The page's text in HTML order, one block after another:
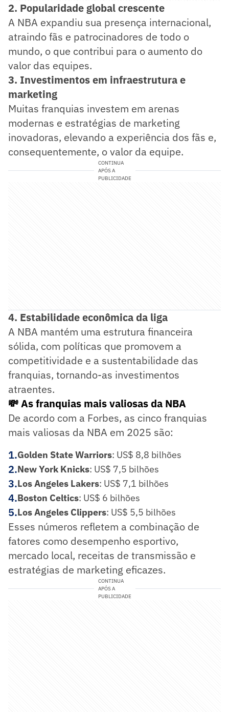
2. Popularidade global crescente
A NBA expandiu sua presença internacional,
atraindo fãs e patrocinadores de todo o
mundo, o que contribui para o aumento do
valor das equipes.
3. Investimentos em infraestrutura e
marketing
Muitas franquias investem em arenas
modernas e estratégias de marketing
inovadoras, elevando a experiência dos fãs e,
consequentemente, o valor da equipe.
CONTINUA
APÓS A
PUBLICIDADE
4. Estabilidade econômica da liga
A NBA mantém uma estrutura financeira
sólida, com políticas que promovem a
competitividade e a sustentabilidade das
franquias, tornando-as investimentos
atraentes.
💸 As franquias mais valiosas da NBA
De acordo com a Forbes, as cinco franquias
mais valiosas da NBA em 2025 são:
1.Golden State Warriors: US$ 8,8 bilhões
2.New York Knicks: US$ 7,5 bilhões
3.Los Angeles Lakers: US$ 7,1 bilhões
4.Boston Celtics: US$ 6 bilhões
5.Los Angeles Clippers: US$ 5,5 bilhões
Esses números refletem a combinação de
fatores como desempenho esportivo,
mercado local, receitas de transmissão e
estratégias de marketing eficazes.
CONTINUA
APÓS A
PUBLICIDADE